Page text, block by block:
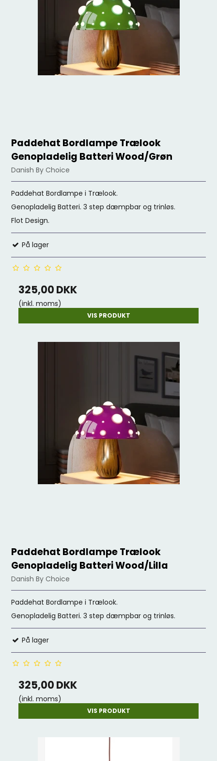
Paddehat Bordlampe Trælook
Genopladelig Batteri Wood/Grøn
Danish By Choice
Paddehat Bordlampe i Trælook.
Genopladelig Batteri. 3 step dæmpbar og trinløs.
Flot Design.
På lager
325,00 DKK
(inkl. moms)
VIS PRODUKT
Paddehat Bordlampe Trælook
Genopladelig Batteri Wood/Lilla
Danish By Choice
Paddehat Bordlampe i Trælook.
Genopladelig Batteri. 3 step dæmpbar og trinløs.
På lager
325,00 DKK
(inkl. moms)
VIS PRODUKT